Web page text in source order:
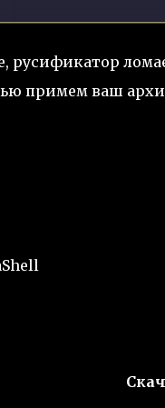
русификатор
примем ваш